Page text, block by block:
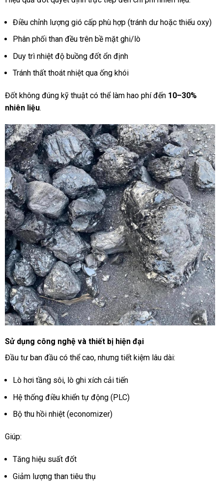
Điều chỉnh lượng gió cấp phù hợp (tránh dư hoặc thiếu oxy)
Phân phối than đều trên bề mặt ghi/lò
Duy trì nhiệt độ buồng đốt ổn định
Tránh thất thoát nhiệt qua ống khói
Đốt không đúng kỹ thuật có thể làm hao phí đến 10–30%
nhiên liệu.
Sử dụng công nghệ và thiết bị hiện đại
Đầu tư ban đầu có thể cao, nhưng tiết kiệm lâu dài:
Lò hơi tầng sôi, lò ghi xích cải tiến
Hệ thống điều khiển tự động (PLC)
Bộ thu hồi nhiệt (economizer)
Giúp:
Tăng hiệu suất đốt
Giảm lượng than tiêu thụ